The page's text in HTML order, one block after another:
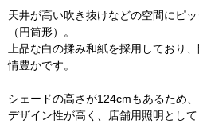
天井が高い吹き抜けなどの空間にピ
（円筒形）。
上品な白の揉み和紙を採用しており
情豊かです。
シェードの高さが124cmもあるため
デザイン性が高く、店舗用照明として